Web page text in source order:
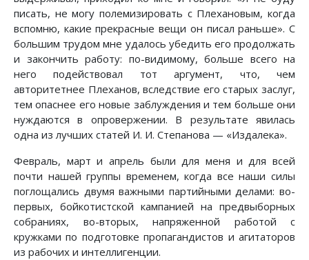
писать, не могу полемизировать с Плехановым, когда
вспомню, какие прекрасные вещи он писал раньше». С
большим трудом мне удалось убедить его продолжать
и закончить работу: по-видимому, больше всего на
него подействовал тот аргумент, что, чем
авторитетнее Плеханов, вследствие его старых заслуг,
тем опаснее его новые заблуждения и тем больше они
нуждаются в опровержении. В результате явилась
одна из лучших статей И. И. Степанова — «Издалека».
Февраль, март и апрель были для меня и для всей
почти нашей группы временем, когда все наши силы
поглощались двумя важными партийными делами: во-
первых, бойкотистской кампанией на предвыборных
собраниях, во-вторых, напряженной работой с
кружками по подготовке пропагандистов и агитаторов
из рабочих и интеллигенции.